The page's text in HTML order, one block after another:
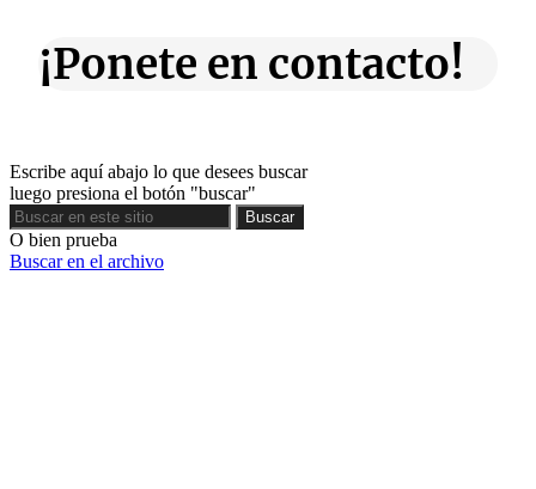
¡Ponete en contacto!
Escribe aquí abajo lo que desees buscar
luego presiona el botón "buscar"
Buscar
Buscar
O bien prueba
Buscar en el archivo